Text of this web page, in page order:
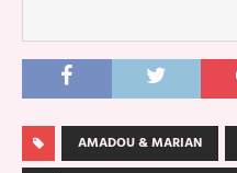
AMADOU & MARIAN